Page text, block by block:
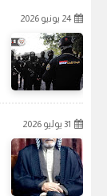
24 يونيو 2026
31 يوليو 2026